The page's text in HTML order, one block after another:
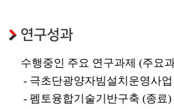
연구성과
수행중인 주요 연구과제 (주요
- 극초단광양자빔설치운영사
- 펨토융합기술기반구축 (종료)